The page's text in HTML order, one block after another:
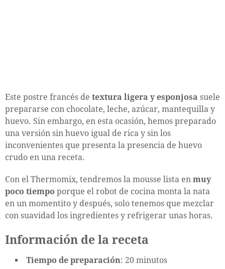
Este postre francés de textura ligera y esponjosa suele
prepararse con chocolate, leche, azúcar, mantequilla y
huevo. Sin embargo, en esta ocasión, hemos preparado
una versión sin huevo igual de rica y sin los
inconvenientes que presenta la presencia de huevo
crudo en una receta.
Con el Thermomix, tendremos la mousse lista en muy
poco tiempo porque el robot de cocina monta la nata
en un momentito y después, solo tenemos que mezclar
con suavidad los ingredientes y refrigerar unas horas.
Información de la receta
Tiempo de preparación: 20 minutos